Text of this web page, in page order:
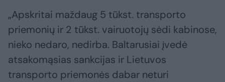
„Apskritai maždaug 5 tūkst. transporto
priemonių ir 2 tūkst. vairuotojų sėdi kabinose,
nieko nedaro, nedirba. Baltarusiai įvedė
atsakomąsias sankcijas ir Lietuvos
transporto priemonės dabar neturi